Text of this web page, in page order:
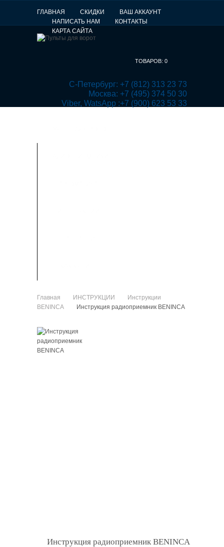
ТОВАРОВ: 0
Москва: +7 (495) 374 50 30
Viber, WatsApp :+7 (900) 623 53 33
ГЛАВНАЯ СКИДКИ
ВАШ АККАУНТ
НАПИСАТЬ НАМ
КОНТАКТЫ
КАРТА САЙТА
Главная
ИНСТРУКЦИИ
>
Инструкции
BENINCA
Инструкция радиоприемник BENINCA
Инструкция радиоприемник BENINCA